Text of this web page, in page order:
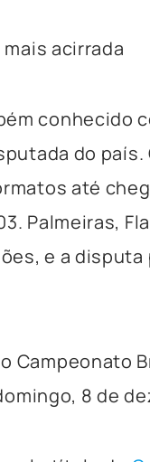
acirrada
conhecido
do país.
até
Palmeiras,
e a
Campeonato
8 de